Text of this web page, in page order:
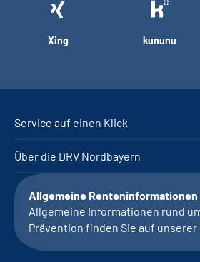
Xing kununu
Service auf einen Klick
Über die DRV Nordbayern
Allgemeine Renteninformationen
Allgemeine Informationen rund
Prävention finden Sie auf unserer